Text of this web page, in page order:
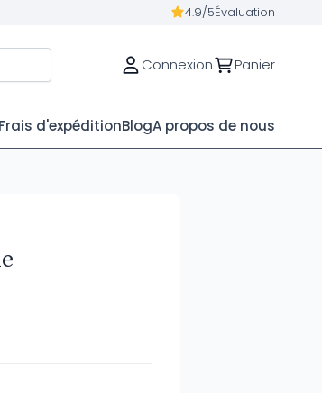
4.9/5Évaluation
Connexion Panier
Frais d'expéditionBlogA propos de nous